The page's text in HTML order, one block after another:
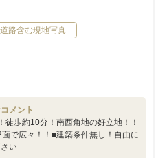
路含む現地写真
メント
徒歩約10分！南西角地の好立地！！
で広々！！■建築条件無し！自由に
い